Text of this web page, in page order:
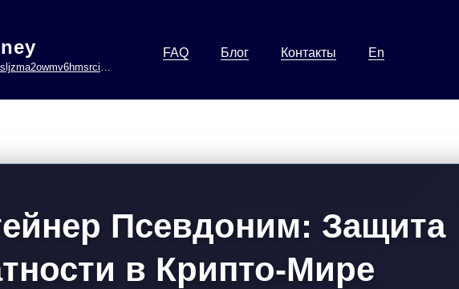
FAQ Блог Контакты En
Псевдоним: Защита
в Крипто-Мире